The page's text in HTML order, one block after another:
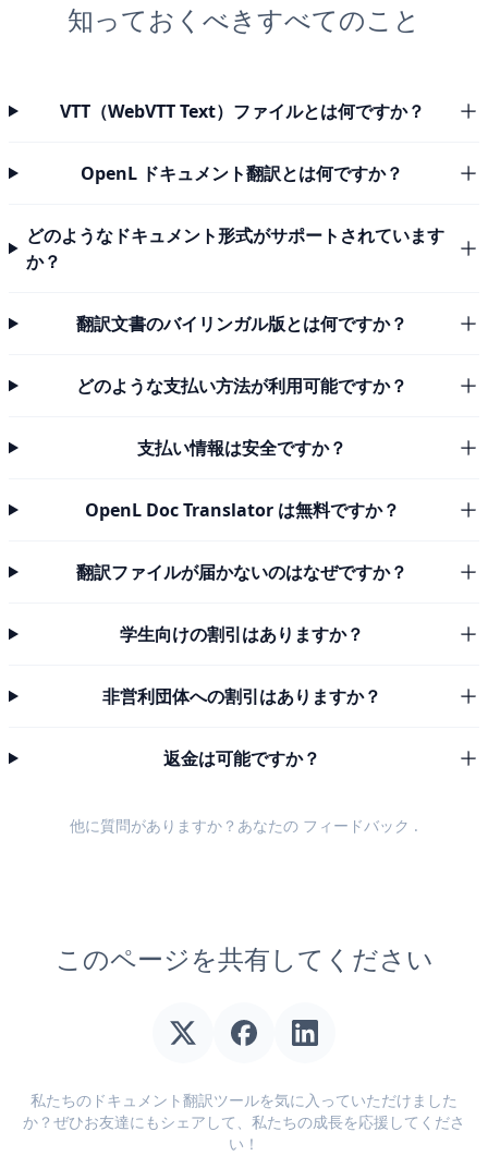
知っておくべきすべてのこと
VTT（WebVTT Text）ファイルとは何ですか？
OpenL ドキュメント翻訳とは何ですか？
どのようなドキュメント形式がサポートされています
か？
翻訳文書のバイリンガル版とは何ですか？
どのような支払い方法が利用可能ですか？
支払い情報は安全ですか？
OpenL Doc Translator は無料ですか？
翻訳ファイルが届かないのはなぜですか？
学生向けの割引はありますか？
非営利団体への割引はありますか？
返金は可能ですか？
他に質問がありますか？あなたの フィードバック .
このページを共有してください
私たちのドキュメント翻訳ツールを気に入っていただけました
か？ぜひお友達にもシェアして、私たちの成長を応援してくださ
い！